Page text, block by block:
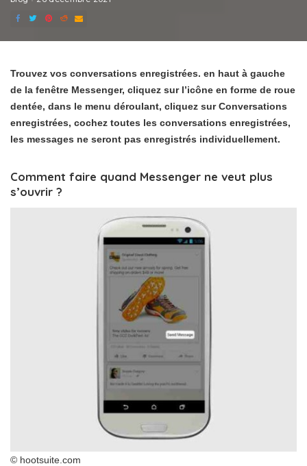
Trouvez vos conversations enregistrées. en haut à gauche
de la fenêtre Messenger, cliquez sur l’icône en forme de roue
dentée, dans le menu déroulant, cliquez sur Conversations
enregistrées, cochez toutes les conversations enregistrées,
les messages ne seront pas enregistrés individuellement.
Comment faire quand Messenger ne veut plus
s’ouvrir ?
© hootsuite.com